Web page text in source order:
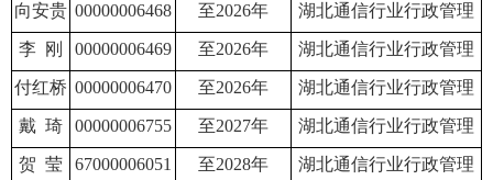
向安贵 00000006468 至2026年 湖北通信行业行政管理
李 刚 00000006469 至2026年 湖北通信行业行政管理
付红桥 00000006470 至2026年 湖北通信行业行政管理
戴 琦 00000006755 至2027年 湖北通信行业行政管理
贺 莹 67000006051 至2028年 湖北通信行业行政管理